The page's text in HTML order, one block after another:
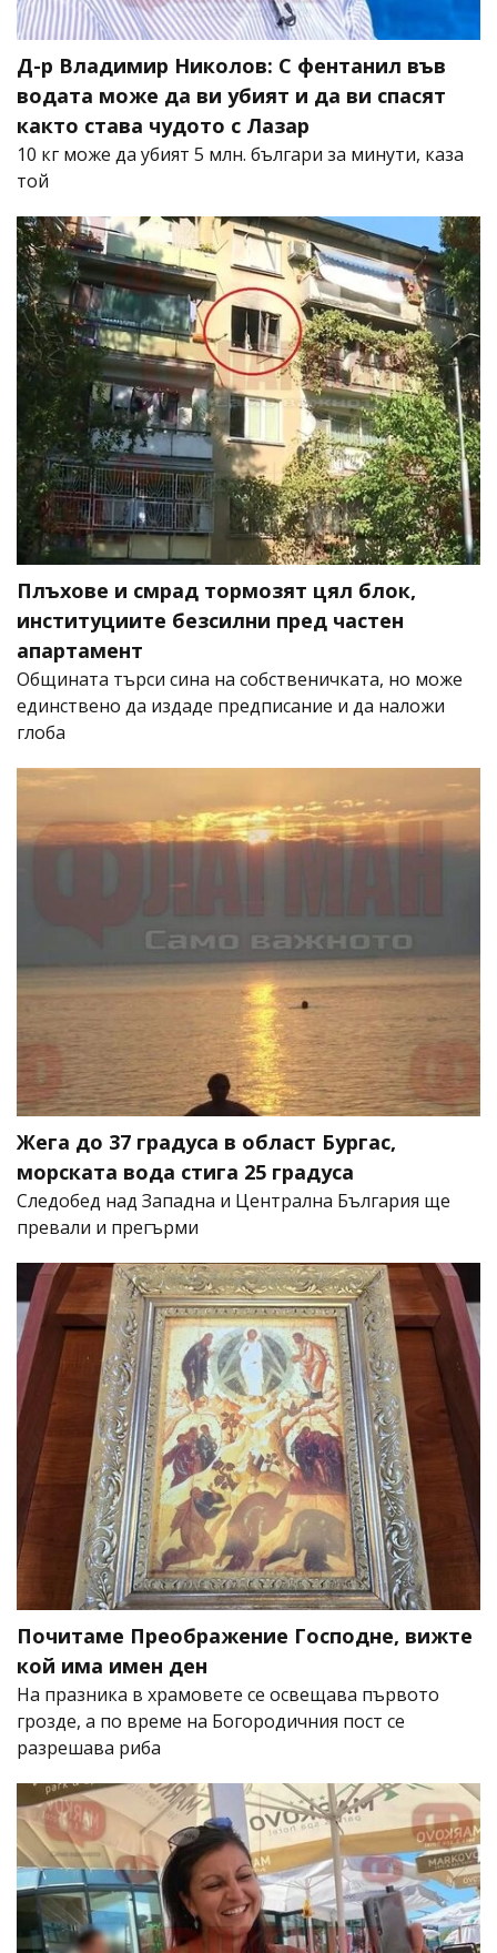
Д-р Владимир Николов: С фентанил във
водата може да ви убият и да ви спасят
както става чудото с Лазар
10 кг може да убият 5 млн. българи за минути, каза
той
Плъхове и смрад тормозят цял блок,
институциите безсилни пред частен
апартамент
Общината търси сина на собственичката, но може
единствено да издаде предписание и да наложи
глоба
Жега до 37 градуса в област Бургас,
морската вода стига 25 градуса
Следобед над Западна и Централна България ще
превали и прегърми
Почитаме Преображение Господне, вижте
кой има имен ден
На празника в храмовете се освещава първото
грозде, а по време на Богородичния пост се
разрешава риба